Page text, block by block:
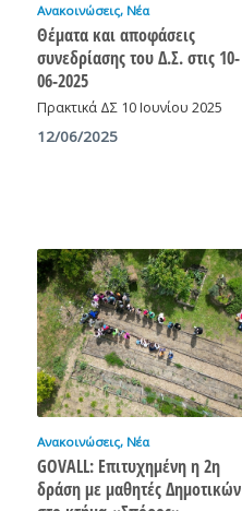
Ανακοινώσεις, Νέα
Θέματα και αποφάσεις
συνεδρίασης του Δ.Σ. στις 10-
06-2025
Πρακτικά ΔΣ 10 Ιουνίου 2025
12/06/2025
Ανακοινώσεις, Νέα
GOVALL: Επιτυχημένη η 2η
δράση με μαθητές Δημοτικών